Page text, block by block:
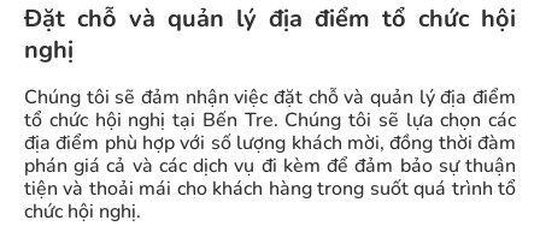
Đặt chỗ và quản lý địa điểm tổ chức hội
nghị
Chúng tôi sẽ đảm nhận việc đặt chỗ và quản lý địa điểm
tổ chức hội nghị tại Bến Tre. Chúng tôi sẽ lựa chọn các
địa điểm phù hợp với số lượng khách mời, đồng thời đàm
phán giá cả và các dịch vụ đi kèm để đảm bảo sự thuận
tiện và thoải mái cho khách hàng trong suốt quá trình tổ
chức hội nghị.